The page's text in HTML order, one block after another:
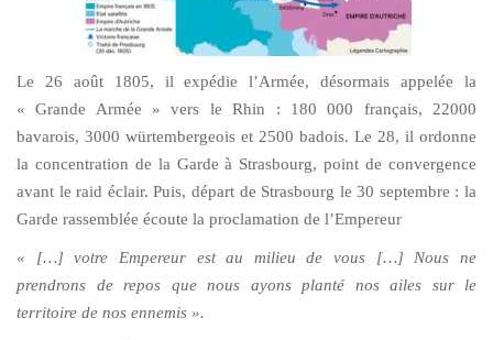
Le 26 août 1805, il expédie l’Armée, désormais appelée la
« Grande Armée » vers le Rhin : 180 000 français, 22000
bavarois, 3000 würtembergeois et 2500 badois. Le 28, il ordonne
la concentration de la Garde à Strasbourg, point de convergence
avant le raid éclair. Puis, départ de Strasbourg le 30 septembre : la
Garde rassemblée écoute la proclamation de l’Empereur
« […] votre Empereur est au milieu de vous […] Nous ne
prendrons de repos que nous ayons planté nos ailes sur le
territoire de nos ennemis ».